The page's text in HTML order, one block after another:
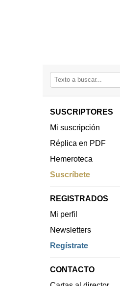
SUSCRIPTORES
Mi suscripción
Réplica en PDF
Hemeroteca
Suscríbete
REGISTRADOS
Mi perfil
Newsletters
Regístrate
CONTACTO